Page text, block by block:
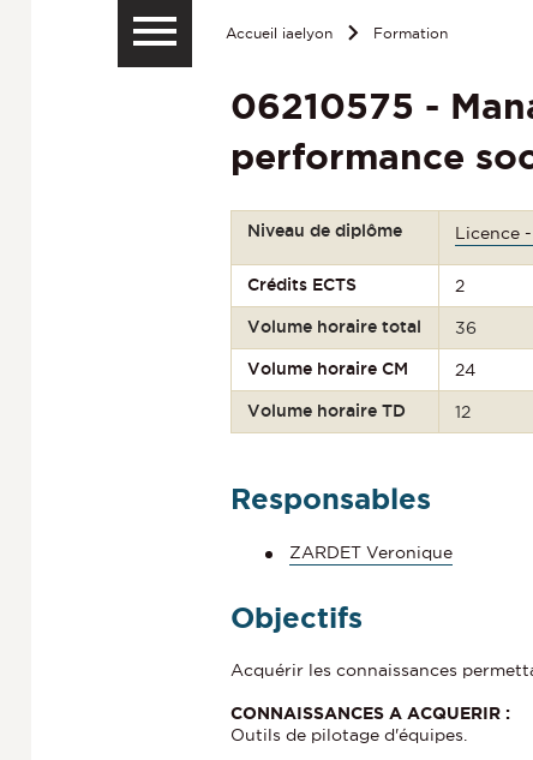
Accueil iaelyon Formation
06210575 -
performance
Niveau de diplôme Licence
Crédits ECTS 2
Volume horaire total 36
Volume horaire CM 24
Volume horaire TD 12
Responsables
ZARDET Veronique
Objectifs
Acquérir les connaissances
CONNAISSANCES A ACQUERIR :
Outils de pilotage d'équipes.